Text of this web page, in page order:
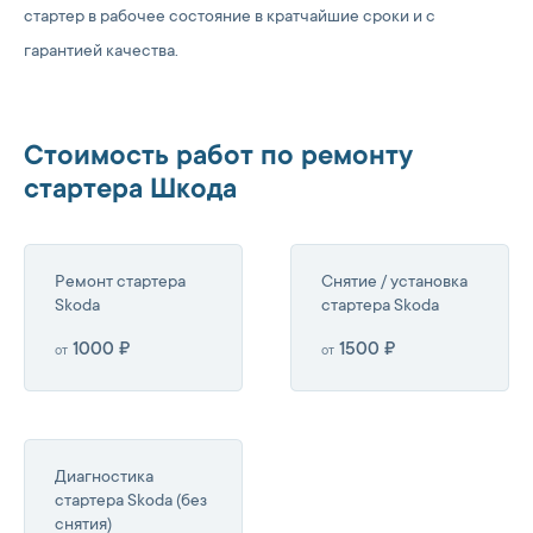
стартер в рабочее состояние в кратчайшие сроки и с
гарантией качества.
Стоимость работ по ремонту
стартера Шкода
Ремонт стартера
Skoda
от 1000 ₽
Снятие / установка
стартера Skoda
от 1500 ₽
Диагностика
стартера Skoda (без
снятия)